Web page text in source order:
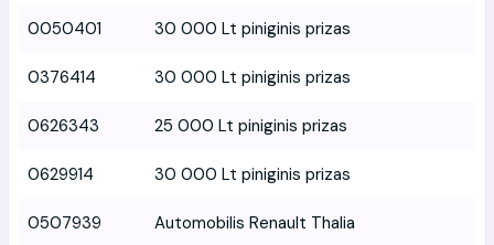
0050401 30 000 Lt piniginis prizas
0376414 30 000 Lt piniginis prizas
0626343 25 000 Lt piniginis prizas
0629914 30 000 Lt piniginis prizas
0507939 Automobilis Renault Thalia